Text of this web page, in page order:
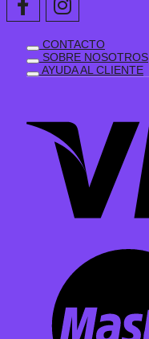
CONTACTO
SOBRE NOSOTROS
AYUDA AL CLIENTE